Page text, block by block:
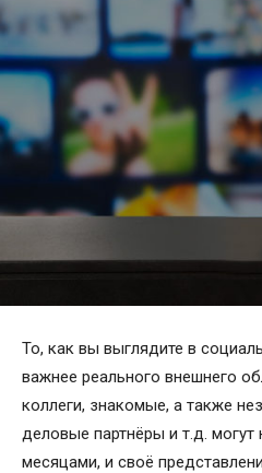
То, как вы выглядите в
важнее реального внешнего
коллеги, знакомые, а также
деловые партнёры и т.д.
месяцами, и своё